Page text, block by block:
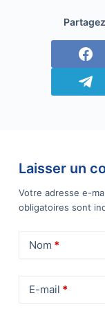
Laisser un
Votre adresse e-
obligatoires sont
Nom *
E-mail *